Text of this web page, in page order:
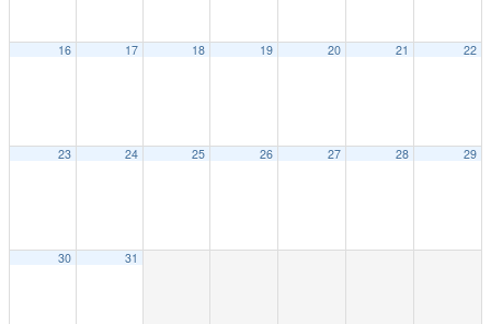
16 17 18 19 20 21 22
23 24 25 26 27 28 29
30 31